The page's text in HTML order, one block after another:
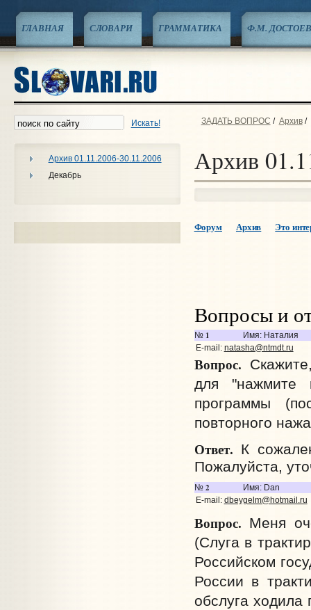
ГЛАВНАЯ СЛОВАРИ ГРАММАТИКА Ф.М.
Искать!
Архив 01.11.2006-30.11.2006
Декабрь
ЗАДАТЬ ВОПРОС / Архив/
Архив
Форум Архив Это
Вопросы и
№1
Имя: Наталия
E-mail: natasha@ntmdt.ru
Вопрос.
для "нажмите
программы
повторного
Ответ. К
Пожалуйста,
№2
Имя: Dan
E-mail: dbeygelm@hotmail.ru
Вопрос. Меня
(Слуга в
Российском
России в
обслуга ходила